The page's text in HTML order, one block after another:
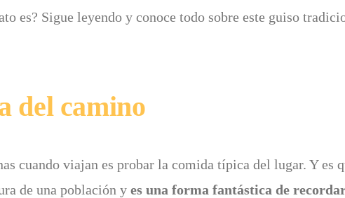
es? Sigue leyendo y conoce todo sobre este guiso
del camino
cuando viajan es probar la comida típica del lugar. Y es
de una población y es una forma fantástica de